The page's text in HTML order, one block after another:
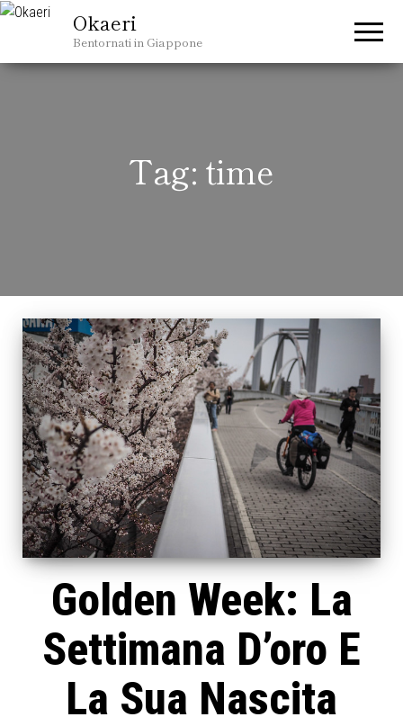
Okaeri
Bentornati in Giappone
Tag: time
Golden Week: La
Settimana D’oro E
La Sua Nascita